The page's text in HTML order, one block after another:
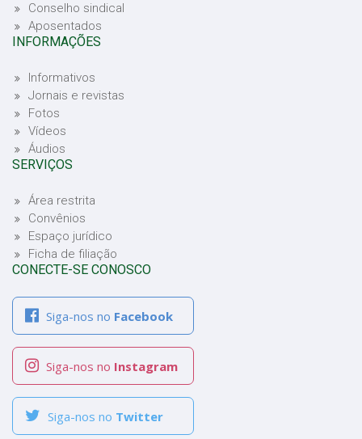
Conselho sindical
Aposentados
INFORMAÇÕES
Informativos
Jornais e revistas
Fotos
Vídeos
Áudios
SERVIÇOS
Área restrita
Convênios
Espaço jurídico
Ficha de filiação
CONECTE-SE CONOSCO
Siga-nos no Facebook
Siga-nos no Instagram
Siga-nos no Twitter